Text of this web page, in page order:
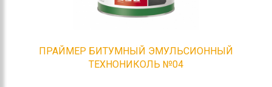
ПРАЙМЕР БИТУМНЫЙ ЭМУЛЬСИОННЫЙ
ТЕХНОНИКОЛЬ №04